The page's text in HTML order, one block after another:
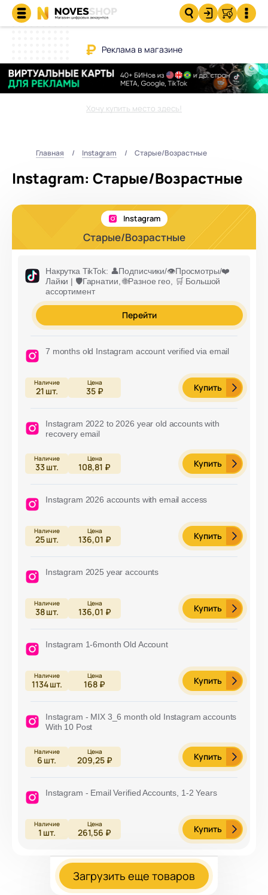
Реклама в магазине
Хочу купить место здесь!
Главная Instagram Старые/Возрастные
Instagram: Старые/Возрастные
Instagram
Старые/Возрастные
Накрутка TikTok: 👤Подписчики/👁️Просмотры/❤️
Лайки | 🛡️Гарнатии, 🌐Разное гео, 🛒 Большой
ассортимент
Перейти
7 months old Instagram account verified via email
21 шт. 35 ₽ Купить
Instagram 2022 to 2026 year old accounts with
recovery email
33шт. 108,81 ₽ Купить
Instagram 2026 accounts with email access
25шт. 136,01 ₽ Купить
Instagram 2025 year accounts
38шт. 136,01 ₽ Купить
Instagram 1-6month Old Account
1134шт. 168 ₽ Купить
Instagram - MIX 3_6 month old Instagram accounts
With 10 Post
6 шт. 209,25 ₽ Купить
Instagram - Email Verified Accounts, 1-2 Years
1 шт. 261,56 ₽ Купить
Загрузить еще товаров